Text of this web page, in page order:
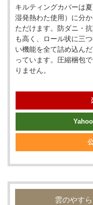
キルティングカバーは
湿発熱わた使用）に分
ただけます。防ダニ・
も高く、ロール状に三
い機能を全て詰め込ん
っています。圧縮梱包
りません。
雲のやす